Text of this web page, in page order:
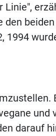
Linie",
1994
und
darauf